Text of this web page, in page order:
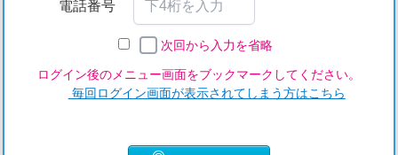
電話番号
次回から入力を省略
ログイン後のメニュー画面をブックマークしてください。
毎回ログイン画面が表示されてしまう方はこちら